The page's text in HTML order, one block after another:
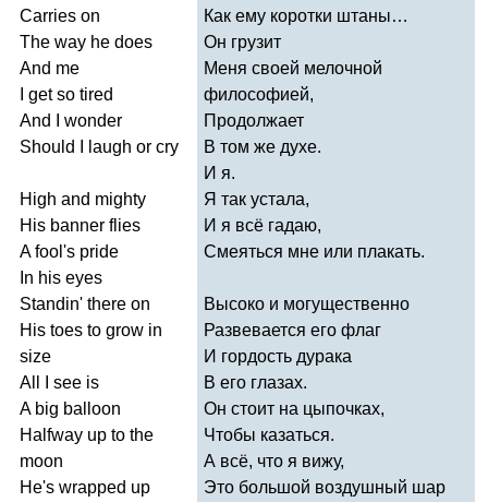
Carries on
The way he does
And me
get so tired
And
wonder
Should
laugh or cry
High and mighty
His banner flies
A fool's pride
In his eyes
Standin' there on
His toes to grow in
size
All
see is
A big balloon
Halfway up to the
moon
He's wrapped up
Как ему коротки штаны…
Он грузит
Меня своей мелочной
философией,
Продолжает
В том же духе.
И я.
Я так устала,
И я всё гадаю,
Смеяться мне или плакать.
Высоко и могущественно
Развевается его флаг
И гордость дурака
В его глазах.
Он стоит на цыпочках,
Чтобы казаться.
А всё, что я вижу,
Это большой воздушный шар